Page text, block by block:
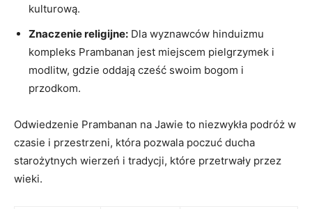
kulturową.
Znaczenie religijne: Dla wyznawców hinduizmu
kompleks Prambanan jest miejscem pielgrzymek i
modlitw, gdzie oddają cześć swoim bogom i
przodkom.
Odwiedzenie Prambanan na Jawie to niezwykła podróż w
czasie i przestrzeni, która pozwala poczuć ducha
starożytnych wierzeń i tradycji, które przetrwały przez
wieki.